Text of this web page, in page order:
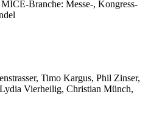
Branche: Messe-, Kongress-
Timo Kargus, Phil Zinser,
Vierheilig, Christian Münch,